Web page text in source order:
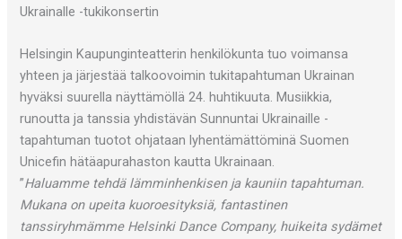
Helsingin Kaupunginteatterin henkilökunta tuo voimansa
yhteen ja järjestää talkoovoimin tukitapahtuman Ukrainan
hyväksi suurella näyttämöllä 24. huhtikuuta. Musiikkia,
runoutta ja tanssia yhdistävän Sunnuntai Ukrainaille -
tapahtuman tuotot ohjataan lyhentämättöminä Suomen
Unicefin hätäapurahaston kautta Ukrainaan.
”Haluamme tehdä lämminhenkisen ja kauniin tapahtuman.
Mukana on upeita kuoroesityksiä, fantastinen
tanssiryhmämme Helsinki Dance Company, huikeita sydämet